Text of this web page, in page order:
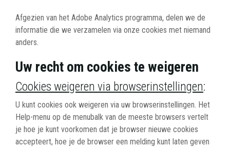
Afgezien van het Adobe Analytics programma, delen we de
informatie die we verzamelen via onze cookies met niemand
anders.
Uw recht om cookies te weigeren
Cookies weigeren via browserinstellingen:
U kunt cookies ook weigeren via uw browserinstellingen. Het
Help-menu op de menubalk van de meeste browsers vertelt
je hoe je kunt voorkomen dat je browser nieuwe cookies
accepteert, hoe je de browser een melding kunt laten geven